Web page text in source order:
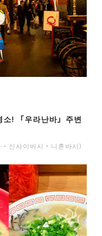
! 「우라난바」주변
신사이바시・니혼바시）